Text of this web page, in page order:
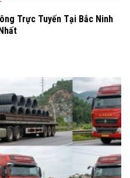
Trực Tuyến Tại Bắc Ninh